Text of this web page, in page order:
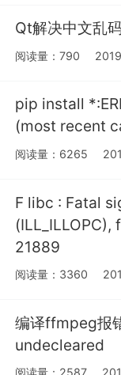
Qt解决中文乱
阅读量：790
pip install
(most recent
阅读量：6265
F libc : Fatal
21889
阅读量：3360
编译ffmpeg报
undecleared